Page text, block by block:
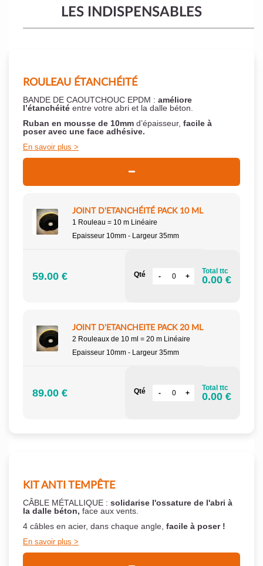
LES INDISPENSABLES
ROULEAU ÉTANCHÉITÉ
BANDE DE CAOUTCHOUC EPDM : améliore
l’étanchéité entre votre abri et la dalle béton.
Ruban en mousse de 10mm d’épaisseur, facile à
poser avec une face adhésive.
En savoir plus
JOINT D'ETANCHÉITÉ PACK 10 ML
1 Rouleau = 10 m Linéaire
Epaisseur 10mm - Largeur 35mm
59.00 € Qté Total ttc
0.00 €
JOINT D'ETANCHEITE PACK 20 ML
2 Rouleaux de 10 ml = 20 m Linéaire
Epaisseur 10mm - Largeur 35mm
89.00 € Qté Total ttc
0.00 €
KIT ANTI TEMPÊTE
CÂBLE MÉTALLIQUE : solidarise l'ossature de l'abri à
la dalle béton, face aux vents.
4 câbles en acier, dans chaque angle, facile à poser !
En savoir plus